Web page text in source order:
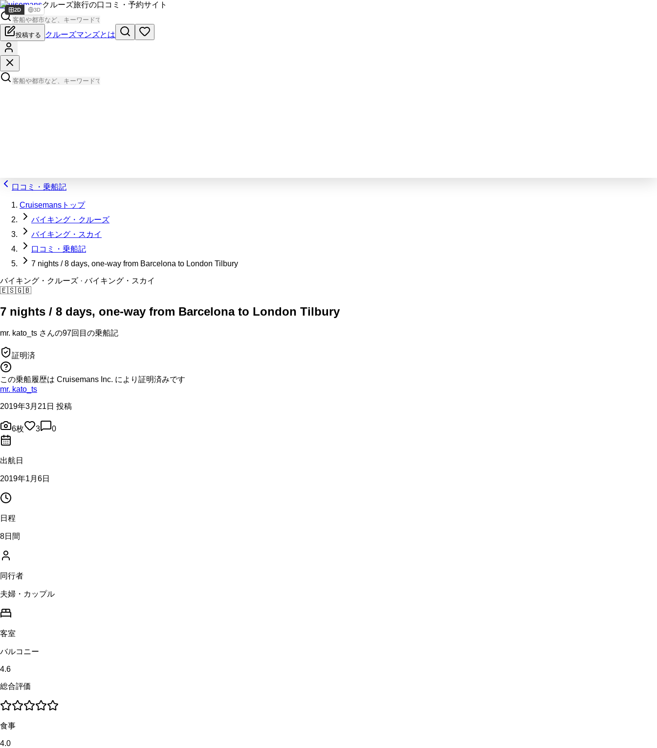
Cruisemansクルーズ旅行の口コミ・予約サイト
投稿する クルーズマンズとは
口コミ・乗船記
Cruisemansトップ
バイキング・クルーズ
バイキング・スカイ
口コミ・乗船記
7 nights / 8 days, one-way from Barcelona to London Tilbury
バイキング・クルーズ · バイキング・スカイ
🇪🇸🇬🇧
7 nights / 8 days, one-way from Barcelona to London Tilbury
mr. kato_ts さんの97回目の乗船記
証明済
この乗船履歴は Cruisemans Inc. により証明済みです
mr. kato_ts
2019年3月21日 投稿
6枚 3 0
出航日
2019年1月6日
日程
8日間
同行者
夫婦・カップル
客室
バルコニー
4.6
総合評価
食事
4.0
2D 3D